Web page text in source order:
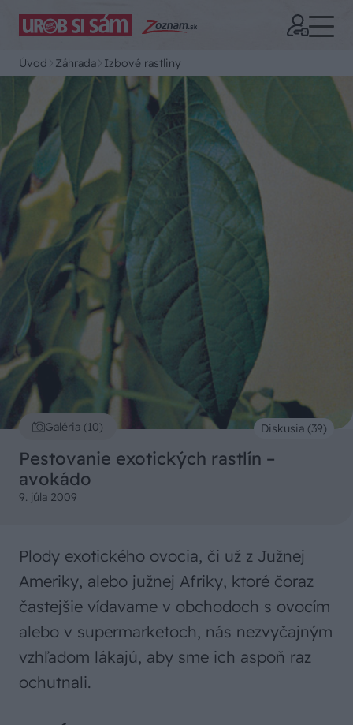
Úvod Záhrada Izbové rastliny
Galéria (10)
Pestovanie exotických rastlín –
avokádo
9. júla 2009
Diskusia (39)
Plody exotického ovocia, či už z Južnej
Ameriky, alebo južnej Afriky, ktoré čoraz
častejšie vídavame v obchodoch s ovocím
alebo v supermarketoch, nás nezvyčajným
vzhľadom lákajú, aby sme ich aspoň raz
ochutnali.